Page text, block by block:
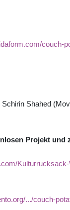
couch-
Shahed
Projekt und
.../couch-